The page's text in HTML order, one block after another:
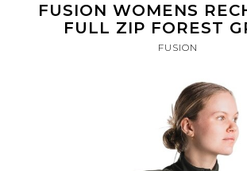
FUSION WOMENS
FULL ZIP FOREST
FUSION